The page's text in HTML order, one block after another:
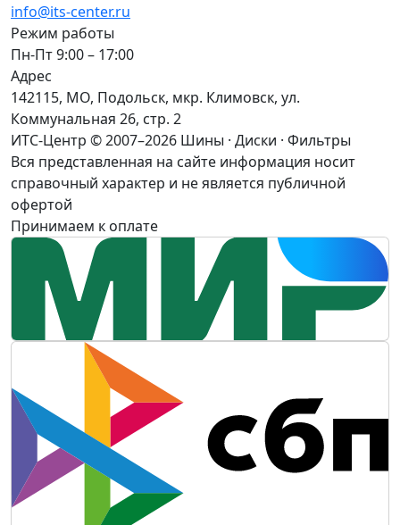
info@its-center.ru
Режим работы
Пн-Пт 9:00 – 17:00
Адрес
142115, МО, Подольск, мкр. Климовск, ул.
Коммунальная 26, стр. 2
ИТС-Центр © 2007–2026 Шины · Диски · Фильтры
Вся представленная на сайте информация носит
справочный характер и не является публичной
офертой
Принимаем к оплате